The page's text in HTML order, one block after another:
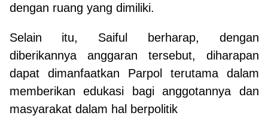
dengan ruang yang dimiliki.
Selain itu, Saiful berharap, dengan
diberikannya anggaran tersebut, diharapan
dapat dimanfaatkan Parpol terutama dalam
memberikan edukasi bagi anggotannya dan
masyarakat dalam hal berpolitik